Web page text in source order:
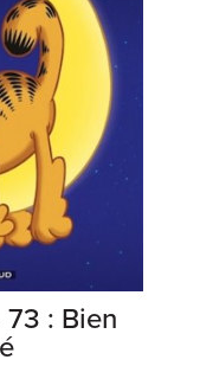
73 : Bien